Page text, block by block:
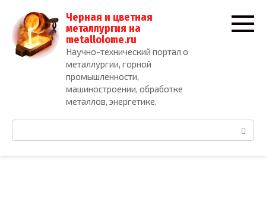
контенту
Черная и цветная
металлургия на
metallolome.ru
Научно-технический портал о
металлургии, горной
промышленности,
машиностроении, обработке
металлов, энергетике.